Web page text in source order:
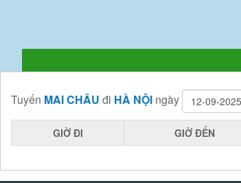
Tuyến MAI CHÂU đi HÀ NỘI ngày
GIỜ ĐI GIỜ ĐẾN